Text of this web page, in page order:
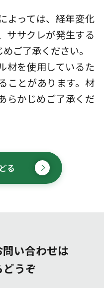
よっては、経年変化
ササクレが発生する
ご了承ください。
材を使用しているた
ことがあります。材
らかじめご了承くだ
る
い合わせは
どうぞ